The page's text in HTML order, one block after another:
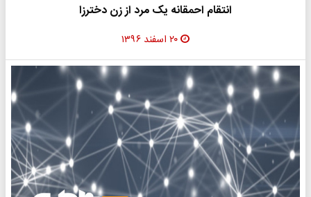
انتقام احمقانه یک مرد از زن دخترزا
۲۰ اسفند ۱۳۹۶